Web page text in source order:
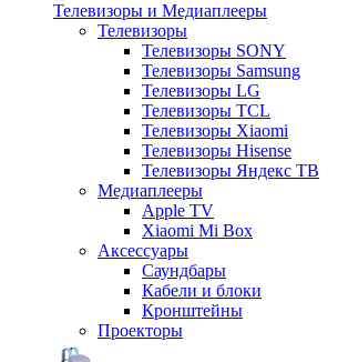
Телевизоры и Медиаплееры
Телевизоры
Телевизоры SONY
Телевизоры Samsung
Телевизоры LG
Телевизоры TCL
Телевизоры Xiaomi
Телевизоры Hisense
Телевизоры Яндекс ТВ
Медиаплееры
Apple TV
Xiaomi Mi Box
Аксессуары
Саундбары
Кабели и блоки
Кронштейны
Проекторы